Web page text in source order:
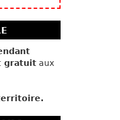
gratuit aux